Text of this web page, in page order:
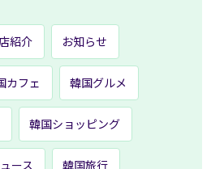
紹介 お知らせ
カフェ 韓国グルメ
韓国ショッピング
ース 韓国旅行